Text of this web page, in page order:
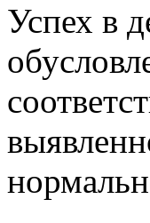
Успех в